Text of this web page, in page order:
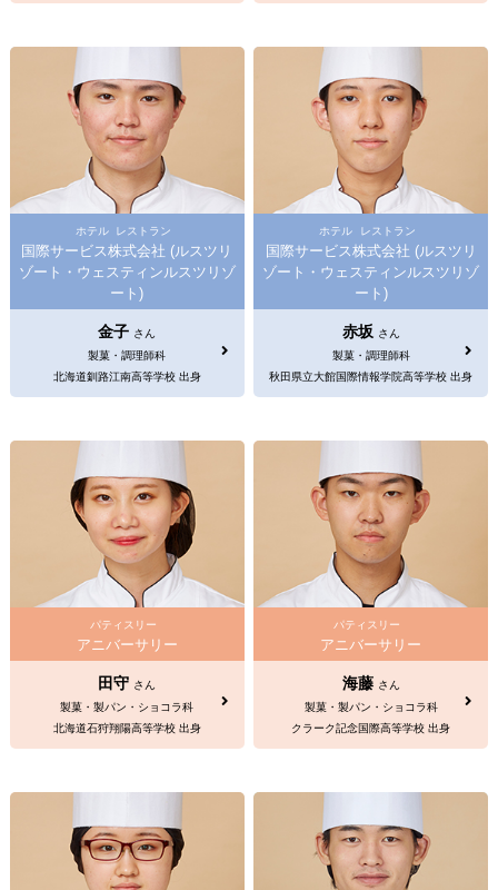
ホテル レストラン
国際サービス株式会社 (ルスツリ
ゾート・ウェスティンルスツリゾ
ート)
金子 さん
製菓・調理師科
北海道釧路江南高等学校 出身
ホテル レストラン
国際サービス株式会社 (ルスツリ
ゾート・ウェスティンルスツリゾ
ート)
赤坂 さん
製菓・調理師科
秋田県立大館国際情報学院高等学校 出身
パティスリー
アニバーサリー
田守 さん
製菓・製パン・ショコラ科
北海道石狩翔陽高等学校 出身
パティスリー
アニバーサリー
海藤 さん
製菓・製パン・ショコラ科
クラーク記念国際高等学校 出身